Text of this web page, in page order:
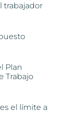
trabajador
Plan
Trabajo
el límite a